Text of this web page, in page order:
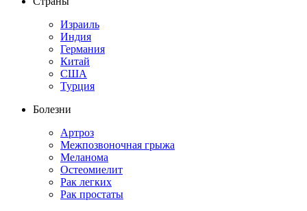
Израиль
Индия
Германия
Китай
США
Турция
Болезни
Артроз
Межпозвоночная грыжа
Меланома
Остеомиелит
Рак легких
Рак простаты